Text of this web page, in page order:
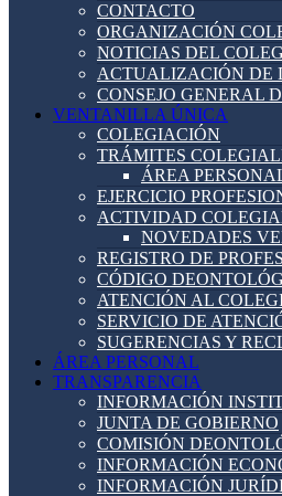
CONTACTO
ORGANIZACIÓN
NOTICIAS DEL
ACTUALIZACIÓN DE
CONSEJO GENERAL
VENTANILLA ÚNICA
COLEGIACIÓN
TRÁMITES
ÁREA
EJERCICIO
ACTIVIDAD
NOVEDADES
REGISTRO DE
CÓDIGO
ATENCIÓN AL
SERVICIO DE
SUGERENCIAS Y
ÁREA PERSONAL
TRANSPARENCIA
INFORMACIÓN
JUNTA DE GOBIERNO
COMISIÓN
INFORMACIÓN
INFORMACIÓN